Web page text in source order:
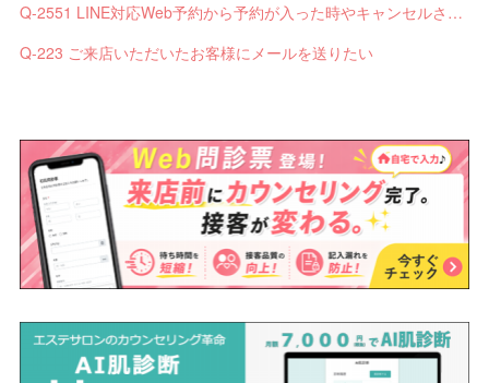
Q-2551 LINE対応Web予約から予約が入った時やキャンセルされた時、サロンやお客様へは通知されますか？
Q-223 ご来店いただいたお客様にメールを送りたい